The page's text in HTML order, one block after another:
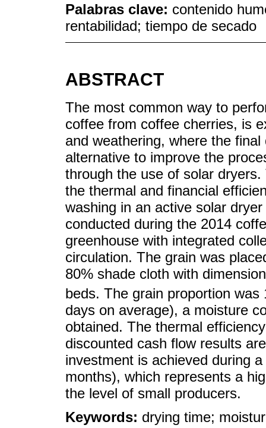
Palabras clave: contenido
rentabilidad; tiempo de secado
ABSTRACT
The most common way to
coffee from coffee cherries, is
and weathering, where the
alternative to improve the
through the use of solar
the thermal and financial
washing in an active solar
conducted during the 2014
greenhouse with integrated
circulation. The grain was
80% shade cloth with
beds. The grain proportion was
days on average), a moisture
obtained. The thermal
discounted cash flow results
investment is achieved during
months), which represents a
the level of small producers.
Keywords: drying time;